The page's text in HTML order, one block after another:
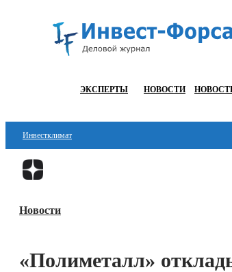
ЭКСПЕРТЫ НОВОСТИ
Инвестклимат
Финансы
Блокчейн
Новости
«Полиметалл»